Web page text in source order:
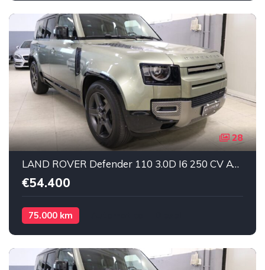
28
LAND ROVER Defender 110 3.0D I6 250 CV AWD X-Dynamic SE 7 POSTI Diesel
€54.400
75.000 km